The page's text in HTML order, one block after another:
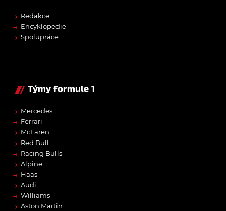
→ Redakce
→ Encyklopedie
→ Spolupráce
Týmy formule 1
→ Mercedes
→ Ferrari
→ McLaren
→ Red Bull
→ Racing Bulls
→ Alpine
→ Haas
→ Audi
→ Williams
→ Aston Martin